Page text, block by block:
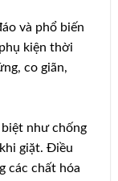
và phổ biến
kiện thời
co giãn,
như chống
giặt. Điều
các chất hóa